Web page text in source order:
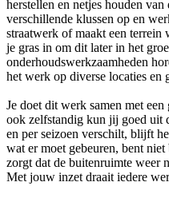
herstellen en netjes houden
verschillende klussen op en
straatwerk of maakt een terrein
je gras in om dit later in het
onderhoudswerkzaamheden
het werk op diverse locaties en
Je doet dit werk samen met
ook zelfstandig kun jij goed uit
en per seizoen verschilt, blijft
wat er moet gebeuren, bent
zorgt dat de buitenruimte weer
Met jouw inzet draait iedere